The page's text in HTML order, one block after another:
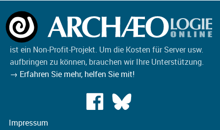
ist ein Non-Profit-Projekt. Um die Kosten für Server usw.
aufbringen zu können, brauchen wir Ihre Unterstützung.
→ Erfahren Sie mehr, helfen Sie mit!
Impressum